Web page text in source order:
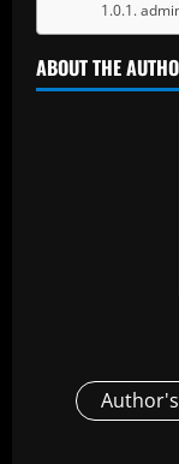
ABOUT THE